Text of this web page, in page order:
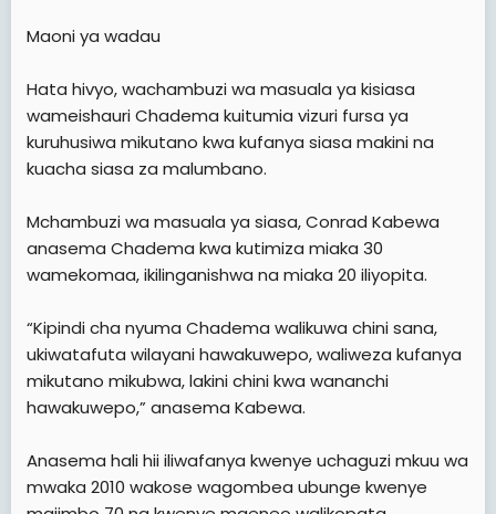
Maoni ya wadau
Hata hivyo, wachambuzi wa masuala ya kisiasa
wameishauri Chadema kuitumia vizuri fursa ya
kuruhusiwa mikutano kwa kufanya siasa makini na
kuacha siasa za malumbano.
Mchambuzi wa masuala ya siasa, Conrad Kabewa
anasema Chadema kwa kutimiza miaka 30
wamekomaa, ikilinganishwa na miaka 20 iliyopita.
“Kipindi cha nyuma Chadema walikuwa chini sana,
ukiwatafuta wilayani hawakuwepo, waliweza kufanya
mikutano mikubwa, lakini chini kwa wananchi
hawakuwepo,” anasema Kabewa.
Anasema hali hii iliwafanya kwenye uchaguzi mkuu wa
mwaka 2010 wakose wagombea ubunge kwenye